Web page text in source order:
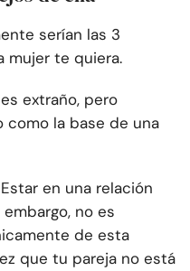
serían las 3
mujer te quiera.
extraño, pero
como la base de una
en una relación
no es
de esta
que tu pareja no está